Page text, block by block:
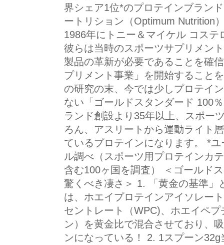
界シェア1位*のプロテインブラン
ートリション（Optimum Nutrition
1986年にトニー＆マイケル コス
彼らは当時のスポーツサプリメン
製品の革新が必要であることを確
プリメント事業」を開始すること
の研究の末、今では少しプロテイ
ない「ゴールドスタンダード 100
ランド創設より35年以上、スポー
ろん、アスリートから運動ライト
ているプロテインになります。 *
ル調べ（スポーツ用プロテインカ
含む100ヶ国を調査） ＜ゴールド
驚くべき凄さ＞ 1. 「黄金の基準」
は、ホエイプロテインアイソレー
セントレート（WPC)、ホエイペ
ン）を黄金比で混合させており、
ンになっている！ 2. 1スプーン